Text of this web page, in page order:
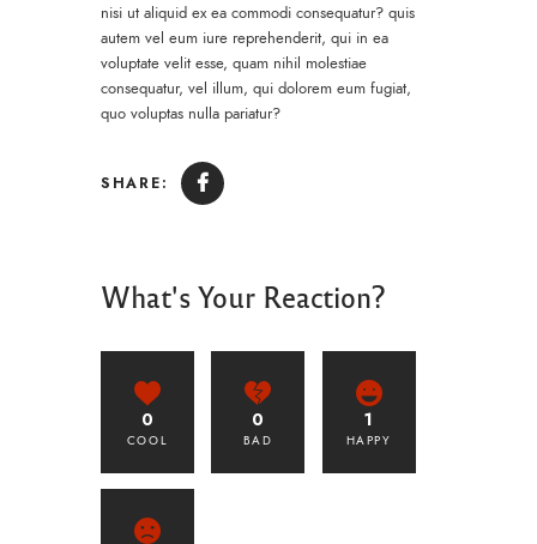
nisi ut aliquid ex ea commodi consequatur? quis
autem vel eum iure reprehenderit, qui in ea
voluptate velit esse, quam nihil molestiae
consequatur, vel illum, qui dolorem eum fugiat,
quo voluptas nulla pariatur?
SHARE:
What's Your Reaction?
0
COOL
0
BAD
1
HAPPY